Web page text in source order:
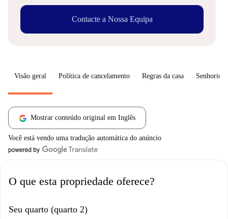
Contacte a Nossa Equipa
Visão geral Política de cancelamento Regras da casa Senhorio
Mostrar conteúdo original em Inglês
Você está vendo uma tradução automática do anúncio
O que esta propriedade oferece?
Seu quarto (quarto 2)